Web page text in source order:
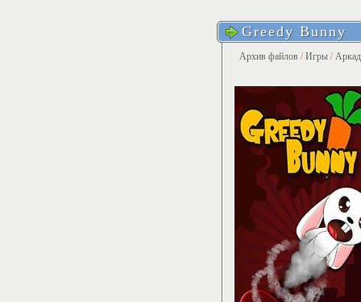
Greedy Bunny
Архив файлов /Игры /